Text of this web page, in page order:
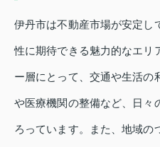
伊丹市は不動産市場が安定し
性に期待できる魅力的なエリ
ー層にとって、交通や生活の
や医療機関の整備など、日々
ろっています。また、地域の